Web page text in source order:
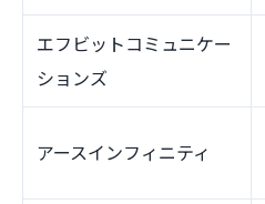
エフビットコミュニケー
ションズ
アースインフィニティ